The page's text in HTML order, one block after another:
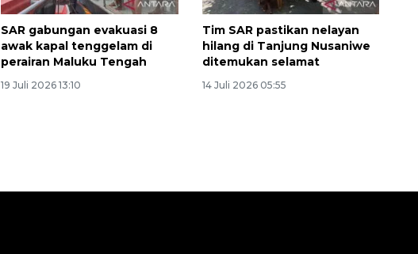
SAR gabungan evakuasi 8
awak kapal tenggelam di
perairan Maluku Tengah
19 Juli 2026 13:10
Tim SAR pastikan nelayan
hilang di Tanjung Nusaniwe
ditemukan selamat
14 Juli 2026 05:55